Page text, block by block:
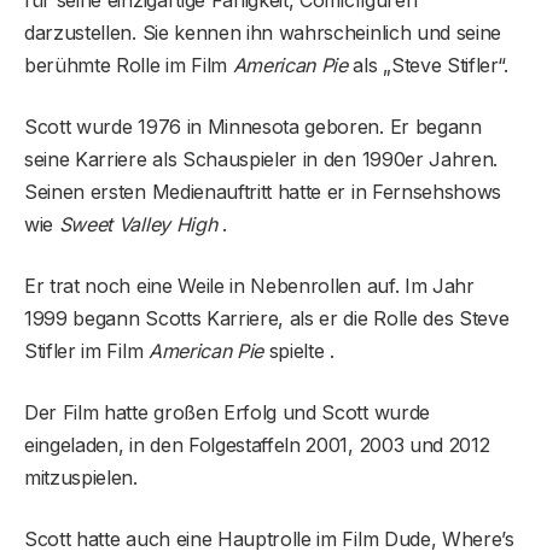
darzustellen. Sie kennen ihn wahrscheinlich und seine
berühmte Rolle im Film American Pieals „Steve Stifler“.
Scott wurde 1976 in Minnesota geboren. Er begann
seine Karriere als Schauspieler in den 1990er Jahren.
Seinen ersten Medienauftritt hatte er in Fernsehshows
wie Sweet Valley High.
Er trat noch eine Weile in Nebenrollen auf. Im Jahr
1999 begann Scotts Karriere, als er die Rolle des Steve
Stifler im Film American Piespielte .
Der Film hatte großen Erfolg und Scott wurde
eingeladen, in den Folgestaffeln 2001, 2003 und 2012
mitzuspielen.
Scott hatte auch eine Hauptrolle im Film Dude, Where’s